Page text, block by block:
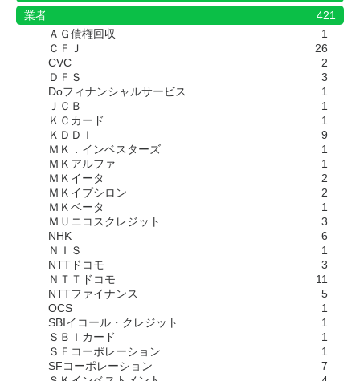
業者
421
ＡＧ債権回収
1
ＣＦＪ
26
CVC
2
ＤＦＳ
3
Doフィナンシャルサービス
1
ＪＣＢ
1
ＫＣカード
1
ＫＤＤＩ
9
ＭＫ．インベスターズ
1
ＭＫアルファ
1
ＭＫイータ
2
ＭＫイプシロン
2
ＭＫベータ
1
ＭＵニコスクレジット
3
NHK
6
ＮＩＳ
1
NTTドコモ
3
ＮＴＴドコモ
11
NTTファイナンス
5
OCS
1
SBIイコール・クレジット
1
ＳＢＩカード
1
ＳＦコーポレーション
1
SFコーポレーション
7